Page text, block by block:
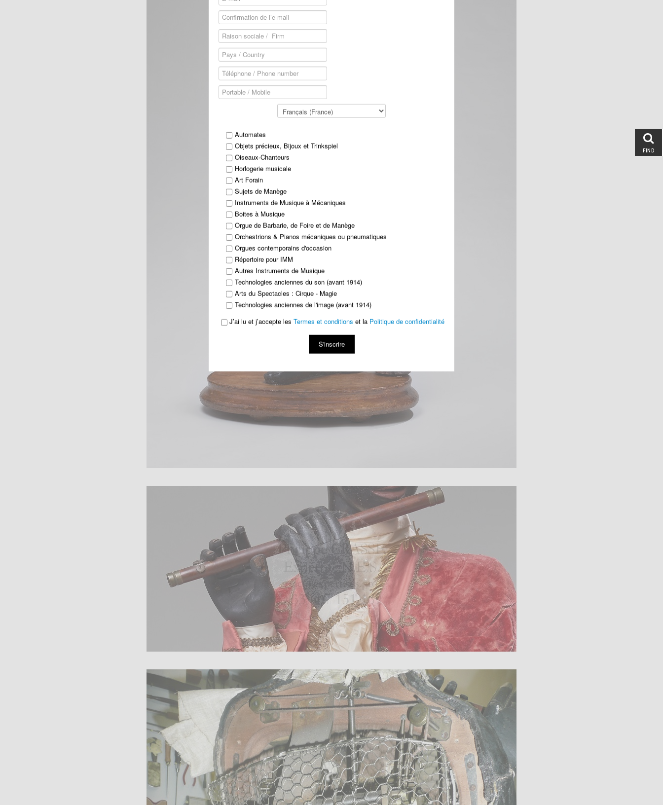
Automates
Objets précieux, Bijoux et Trinkspiel
Oiseaux-Chanteurs
Horlogerie musicale
Art Forain
Sujets de Manège
Instruments de Musique à Mécaniques
Boites à Musique
Orgue de Barbarie, de Foire et de Manège
Orchestrions & Pianos mécaniques ou pneumatiques
Orgues contemporains d'occasion
Répertoire pour IMM
Autres Instruments de Musique
Technologies anciennes du son (avant 1914)
Arts du Spectacles : Cirque - Magie
Technologies anciennes de l'image (avant 1914)
J’ai lu et j’accepte les Termes et conditions et la Politique de confidentialité
S'inscrire
FIND